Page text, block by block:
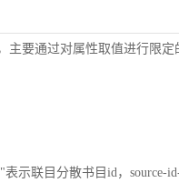
主要通过对属性取值进行限
表示联目分散书目id，source-